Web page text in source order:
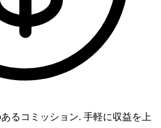
るコミッション. 手軽に収益を上